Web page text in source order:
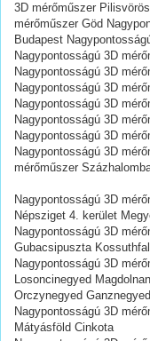
3D mérőműszer
mérőműszer Göd
Budapest
Nagypontosságú 3D
Nagypontosságú 3D
Nagypontosságú 3D
Nagypontosságú 3D
Nagypontosságú 3D
Nagypontosságú 3D
Nagypontosságú 3D
mérőműszer
Nagypontosságú 3D
Népsziget 4. kerület
Nagypontosságú 3D
Gubacsipuszta
Nagypontosságú 3D
Losoncinegyed
Orczynegyed
Nagypontosságú 3D
Mátyásföld Cinkota